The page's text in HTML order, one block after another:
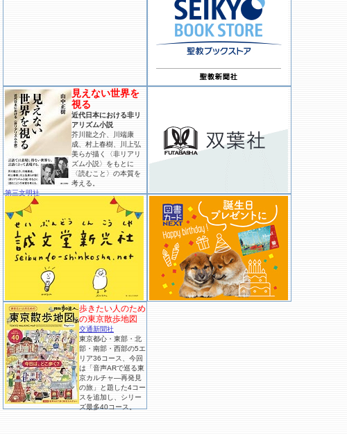
見えない世界を
視る
近代日本における非リ
アリズム小説
芥川龍之介、川端康
成、村上春樹、川上弘
美らが描く〈非リアリ
ズム小説〉をもとに
〈読むこと〉の本質を
考える。
第三文明社
歩きたい人のため
の東京散歩地図
交通新聞社
東京都心・東部・北
部・南部・西部の5エ
リア36コース、今回
は「音声ARで巡る東
京カルチャ―再発見
の旅」と題した4コー
スを追加し、シリー
ズ最多40コース。